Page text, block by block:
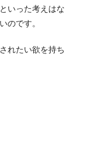
いった考えはな
のです。
れたい欲を持ち